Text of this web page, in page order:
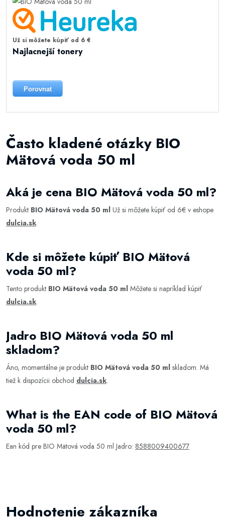
Už si môžete kúpiť od 6 €
Najlacnejší tonery
Porovnat
Často kladené otázky BIO
Mätová voda 50 ml
Aká je cena BIO Mätová voda 50 ml?
Produkt BIO Mätová voda 50 ml Už si môžete kúpiť od 6€ v eshope
dulcia.sk.
Kde si môžete kúpiť BIO Mätová
voda 50 ml?
Tento produkt BIO Mätová voda 50 ml Môžete si napríklad kúpiť
dulcia.sk.
Jadro BIO Mätová voda 50 ml
skladom?
Áno, momentálne je produkt BIO Mätová voda 50 ml skladom. Má
tiež k dispozícii obchod dulcia.sk.
What is the EAN code of BIO Mätová
voda 50 ml?
Ean kód pre BIO Mätová voda 50 ml Jadro: 8588009400677
Hodnotenie zákazníka